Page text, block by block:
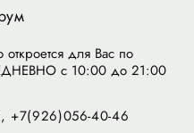
для Вас по
с 10:00 до 21:00
+7(926)056-40-46